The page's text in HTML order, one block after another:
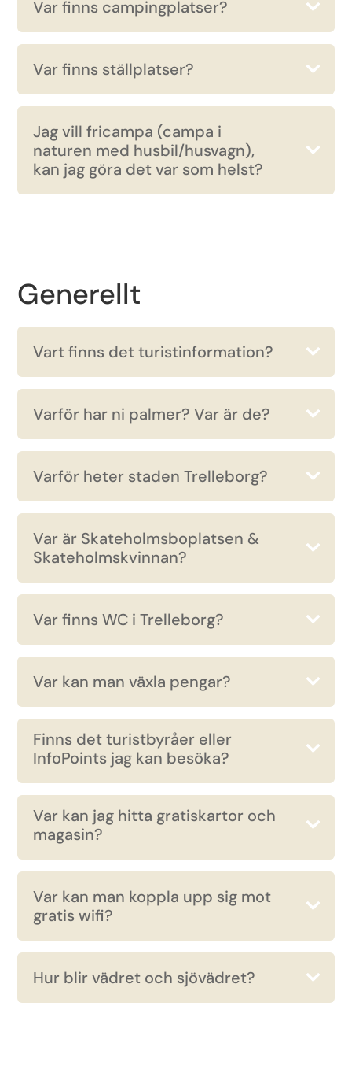
Var finns campingplatser?
Var finns ställplatser?
Jag vill fricampa (campa i
naturen med husbil/husvagn),
kan jag göra det var som helst?
Generellt
Vart finns det turistinformation?
Varför har ni palmer? Var är de?
Varför heter staden Trelleborg?
Var är Skateholmsboplatsen &
Skateholmskvinnan?
Var finns WC i Trelleborg?
Var kan man växla pengar?
Finns det turistbyråer eller
InfoPoints jag kan besöka?
Var kan jag hitta gratiskartor och
magasin?
Var kan man koppla upp sig mot
gratis wifi?
Hur blir vädret och sjövädret?